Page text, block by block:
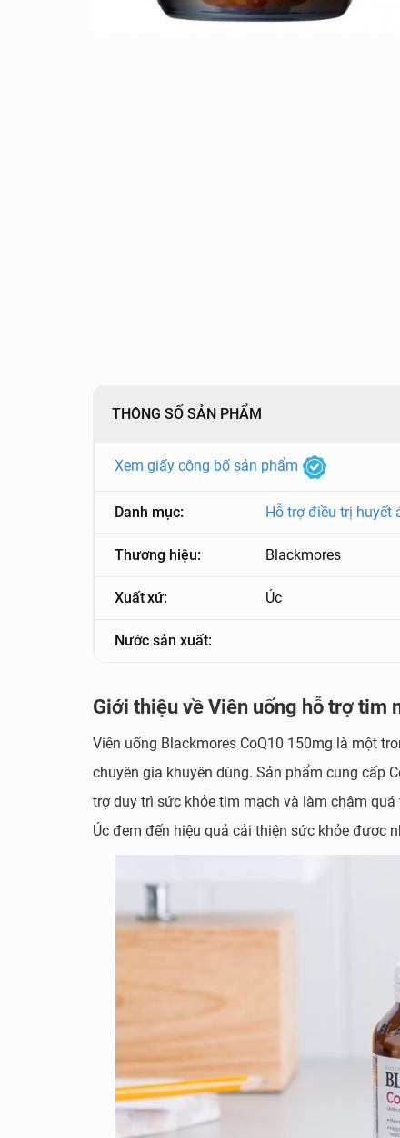
THÔNG SỐ SẢN PHẨM
Xem giấy công bố sản phẩm
Danh mục: Hỗ trợ điều trị huyết
Thương hiệu: Blackmores
Xuất xứ: Úc
Nước sản xuất:
Giới thiệu về Viên uống hỗ trợ tim
Viên uống Blackmores CoQ10 150mg là một
chuyên gia khuyên dùng. Sản phẩm cung cấp
trợ duy trì sức khỏe tim mạch và làm chậm
Úc đem đến hiệu quả cải thiện sức khỏe được